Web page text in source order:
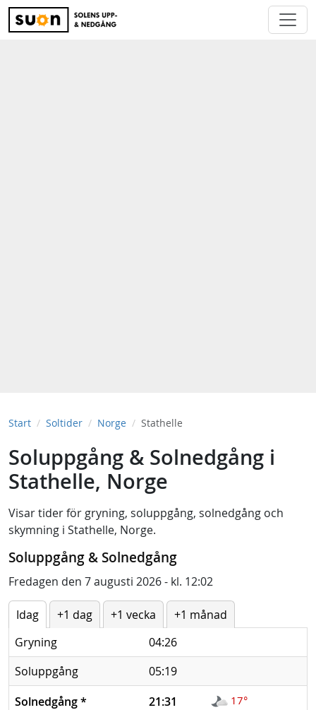
Start Soltider Norge Stathelle
Soluppgång & Solnedgång i
Stathelle, Norge
Visar tider för gryning, soluppgång, solnedgång och
skymning i Stathelle, Norge.
Soluppgång & Solnedgång
Fredagen den 7 augusti 2026 - kl. 12:02
Idag +1 dag +1 vecka
+1 månad
Gryning
04:26
Soluppgång
05:19
Solnedgång* 21:31 17°